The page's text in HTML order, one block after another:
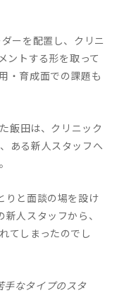
ーを配置し、クリニ
ントする形を取って
・育成面での課題も
飯田は、クリニック
ある新人スタッフへ
りと面談の場を設け
人スタッフから、
てしまったのでし
手なタイプのスタ